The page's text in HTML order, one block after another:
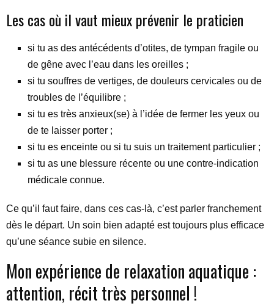
Les cas où il vaut mieux prévenir le praticien
si tu as des antécédents d’otites, de tympan fragile ou
de gêne avec l’eau dans les oreilles ;
si tu souffres de vertiges, de douleurs cervicales ou de
troubles de l’équilibre ;
si tu es très anxieux(se) à l’idée de fermer les yeux ou
de te laisser porter ;
si tu es enceinte ou si tu suis un traitement particulier ;
si tu as une blessure récente ou une contre-indication
médicale connue.
Ce qu’il faut faire, dans ces cas-là, c’est parler franchement
dès le départ. Un soin bien adapté est toujours plus efficace
qu’une séance subie en silence.
Mon expérience de relaxation aquatique :
attention, récit très personnel !